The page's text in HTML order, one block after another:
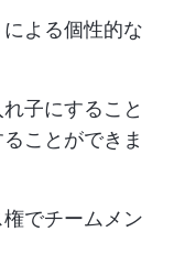
よる個性的な
子にすること
ことができま
でチームメン